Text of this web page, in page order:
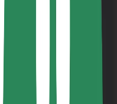
Project Zero